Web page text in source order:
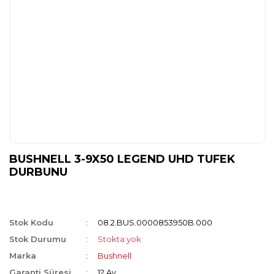
BUSHNELL 3-9X50 LEGEND UHD TUFEK
DURBUNU
Stok Kodu
08.2.BUS.0000853950B.000
Stok Durumu
Stokta yok
Marka
Bushnell